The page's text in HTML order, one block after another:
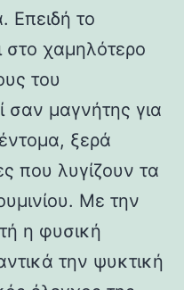
Επειδή το
στο χαμηλότερο
του
σαν μαγνήτης για
ξερά
που λυγίζουν τα
Με την
η φυσική
την ψυκτική